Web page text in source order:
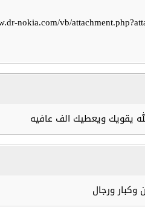
nokia.com/vb/
يقويك ويعطيك الف عافيه
وكبار ورجال